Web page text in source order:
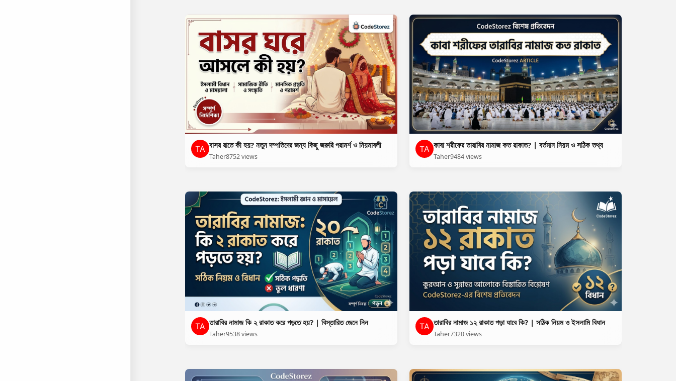
বাসর রাতে কী হয়? নতুন দম্পতিদের জন্য কিছু জরুরি পরামর্শ ও নিয়মাবলী
Taher8752 views
কাবা শরীফের তারাবির নামাজ কত রাকাত? | বর্তমান নিয়ম ও সঠিক তথ্য
Taher9484 views
তারাবির নামাজ কি ২ রাকাত করে পড়তে হয়? | বিস্তারিত জেনে নিন
Taher9538 views
তারাবির নামাজ ১২ রাকাত পড়া যাবে কি? | সঠিক নিয়ম ও ইসলামি বিধান
Taher7320 views